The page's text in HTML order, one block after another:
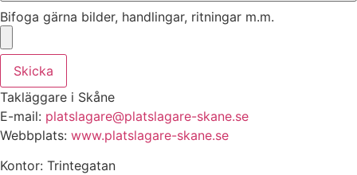
Bifoga gärna bilder, handlingar, ritningar m.m.
Skicka
Takläggare i Skåne
E-mail: platslagare@platslagare-skane.se
Webbplats: www.platslagare-skane.se
Kontor: Trintegatan